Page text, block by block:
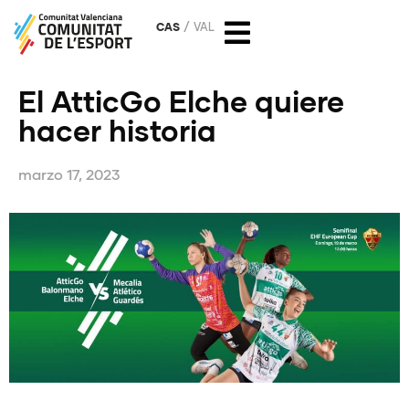
CAS VAL
El AtticGo Elche quiere
hacer historia
marzo 17, 2023